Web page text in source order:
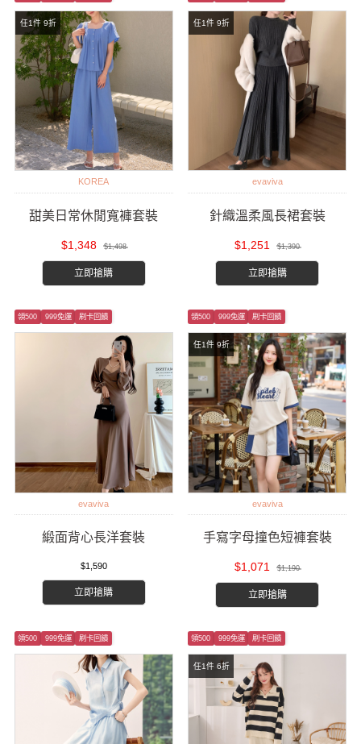
任1件 9折
KOREA
甜美日常休閒寬褲套裝
$1,348 $1,498
立即搶購
任1件 9折
evaviva
針織溫柔風長裙套裝
$1,251 $1,390
立即搶購
領500 999免運 刷卡回饋
evaviva
緞面背心長洋套裝
$1,590
立即搶購
任1件 9折
領500 999免運 刷卡回饋
evaviva
手寫字母撞色短褲套裝
$1,071 $1,190
立即搶購
領500 999免運 刷卡回饋
任1件 6折
領500 999免運 刷卡回饋